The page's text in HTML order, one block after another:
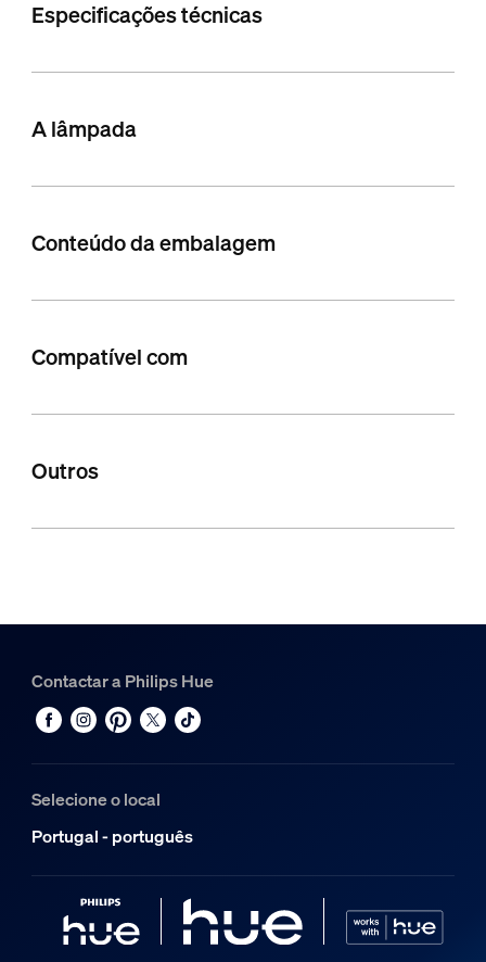
Especificações técnicas
A lâmpada
Conteúdo da embalagem
Compatível com
Outros
Contactar a Philips Hue
Selecione o local
Portugal - português